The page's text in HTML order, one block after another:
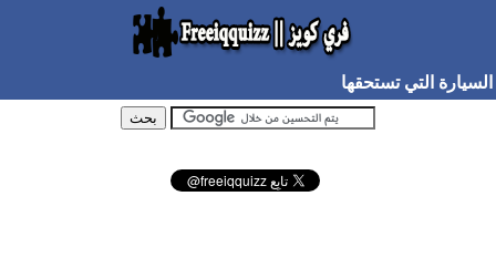
السيارة التي تستحقها